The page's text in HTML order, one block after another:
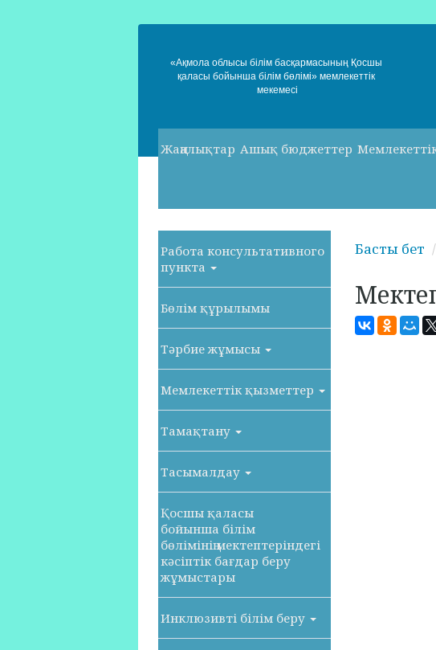
«Ақмола облысы білім басқармасының Қосшы
қаласы бойынша білім бөлімі» мемлекеттік
мекемесі
Жаңалықтар Ашық бюджеттер
Работа консультативного
пункта
Бөлім құрылымы
Тәрбие жұмысы
Мемлекеттік қызметтер
Тамақтану
Тасымалдау
Қосшы қаласы
бойынша білім
бөлімінің мектептеріндегі
кәсіптік бағдар беру
жұмыстары
Инклюзивті білім беру
Басты бет